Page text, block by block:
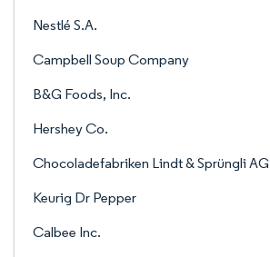
Nestlé S.A.
Campbell Soup Company
B&G Foods, Inc.
Hershey Co.
Chocoladefabriken Lindt & Sprüngli AG
Keurig Dr Pepper
Calbee Inc.